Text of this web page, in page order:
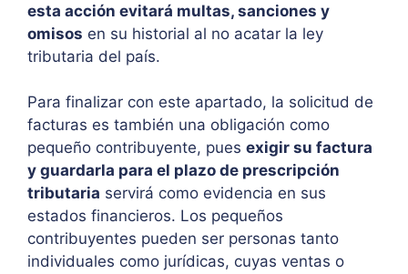
esta acción evitará multas, sanciones y
omisos en su historial al no acatar la ley
tributaria del país.
Para finalizar con este apartado, la solicitud de
facturas es también una obligación como
pequeño contribuyente, pues exigir su factura
y guardarla para el plazo de prescripción
tributaria servirá como evidencia en sus
estados financieros. Los pequeños
contribuyentes pueden ser personas tanto
individuales como jurídicas, cuyas ventas o